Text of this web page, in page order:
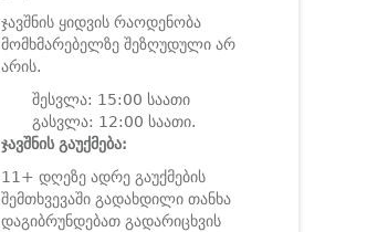
ჯავშნის ყიდვის რაოდენობა
მომხმარებელზე შეზღუდული არ
არის.
შესვლა: 15:00 საათი
გასვლა: 12:00 საათი.
ჯავშნის გაუქმება:
11+ დღეზე ადრე გაუქმების
შემთხვევაში გადახდილი თანხა
დაგიბრუნდებათ გადარიცხვის